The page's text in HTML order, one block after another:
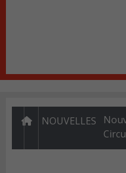
NOUVELLES